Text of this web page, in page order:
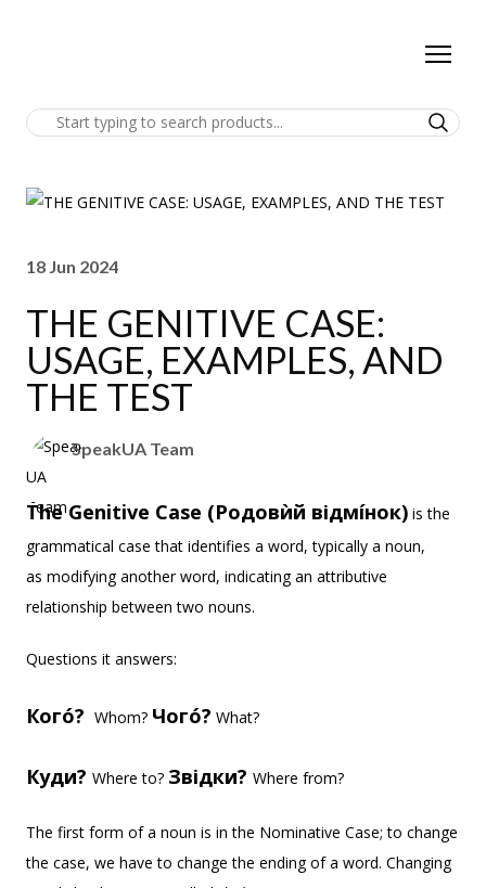
18 Jun 2024
THE GENITIVE CASE:
USAGE, EXAMPLES, AND
THE TEST
SpeakUA Team
The Genitive Case (Родовѝй відмíнок) is the
grammatical case that identifies a word, typically a noun,
as modifying another word, indicating an attributive
relationship between two nouns.
Questions it answers:
Когó? Whom? Чогó? What?
Куди? Where to? Звідки? Where from?
The first form of a noun is in the Nominative Case; to change
the case, we have to change the ending of a word. Changing